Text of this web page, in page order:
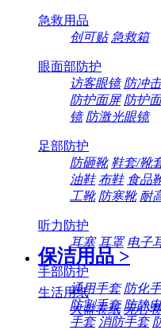
急救用品
创可贴 急救箱
眼面部防护
访客眼镜 防冲
防护面屏 防护
镜 防激光眼镜
足部防护
防砸靴 鞋套/靴
油鞋 布鞋 食品
工靴 防寒靴 耐
听力防护
耳塞 耳罩 电子
手部防护
通用手套 防化
防割手套 防静
手套 消防手套
保洁用品 >
生活用纸
大盘卷纸 无心